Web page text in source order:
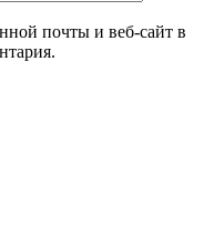
почты и веб-сайт в